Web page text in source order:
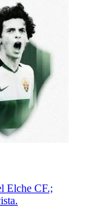
Elche CF.;